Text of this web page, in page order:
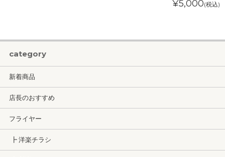
¥5,000(税込)
category
新着商品
店長のおすすめ
フライヤー
┣ 洋楽チラシ